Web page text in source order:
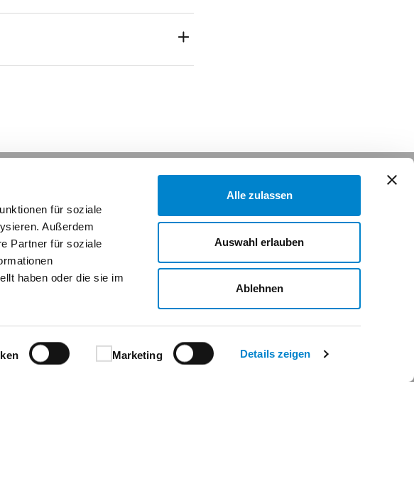
für soziale
Außerdem
Partner für soziale
haben oder die sie im
Marketing Details zeigen
Alle zulassen
Auswahl erlauben
Ablehnen